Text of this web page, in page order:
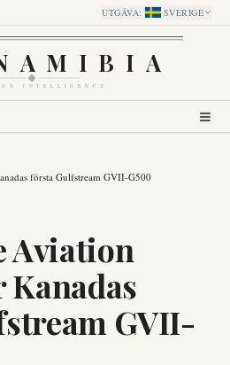
UTGÅVA: SVERIGE
INTELLIGENCE
första Gulfstream GVII-G500
Aviation
GVII-